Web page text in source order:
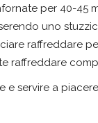
per 40-45
uno
raffreddare
raffreddare
e servire a